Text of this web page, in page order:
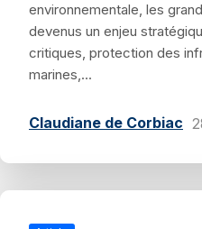
environnementale, les
devenus un enjeu
critiques, protection des
marines,...
Claudiane de Corbiac